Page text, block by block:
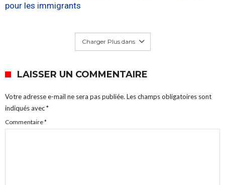
pour les immigrants
Charger Plus dans
LAISSER UN COMMENTAIRE
Votre adresse e-mail ne sera pas publiée. Les champs obligatoires sont
indiqués avec*
Commentaire*